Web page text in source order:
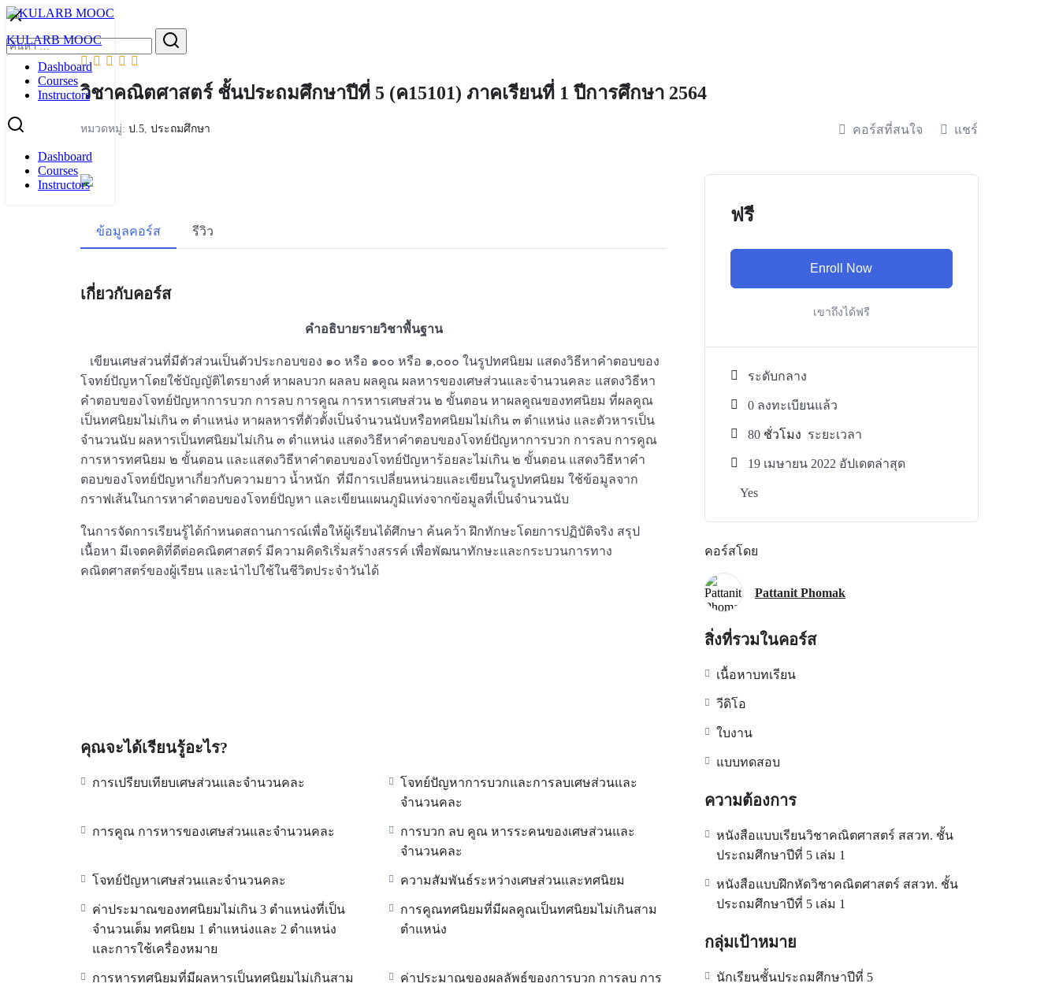
Skip
content
KULARB MOOC
Dashboard
Courses
Instructors
Dashboard
Courses
Instructors
Search
for:
วิชาคณิตศาสตร์ ชั้นประถมศึกษาปีที่ 5 (ค15101) ภาคเรียนที่ 1 ปีการศึกษา 2564
หมวดหมู่: ป.5, ประถมศึกษา คอร์สที่สนใจ แชร์
ข้อมูลคอร์ส รีวิว
เกี่ยวกับคอร์ส
คำอธิบายรายวิชาพื้นฐาน
เขียนเศษส่วนที่มีตัวส่วนเป็นตัวประกอบของ ๑๐ หรือ ๑๐๐ หรือ ๑,๐๐๐ ในรูปทศนิยม แสดงวิธีหาคำตอบของ
โจทย์ปัญหาโดยใช้บัญญัติไตรยางศ์ หาผลบวก ผลลบ ผลคูณ ผลหารของเศษส่วนและจำนวนคละ แสดงวิธีหา
คำตอบของโจทย์ปัญหาการบวก การลบ การคูณ การหารเศษส่วน ๒ ขั้นตอน หาผลคูณของทศนิยม ที่ผลคูณ
เป็นทศนิยมไม่เกิน ๓ ตำแหน่ง หาผลหารที่ตัวตั้งเป็นจำนวนนับหรือทศนิยมไม่เกิน ๓ ตำแหน่ง และตัวหารเป็น
จำนวนนับ ผลหารเป็นทศนิยมไม่เกิน ๓ ตำแหน่ง แสดงวิธีหาคำตอบของโจทย์ปัญหาการบวก การลบ การคูณ
การหารทศนิยม ๒ ขั้นตอน และแสดงวิธีหาคำตอบของโจทย์ปัญหาร้อยละไม่เกิน ๒ ขั้นตอน แสดงวิธีหาคำ
ตอบของโจทย์ปัญหาเกี่ยวกับความยาว น้ำหนัก ที่มีการเปลี่ยนหน่วยและเขียนในรูปทศนิยม ใช้ข้อมูลจาก
กราฟเส้นในการหาคำตอบของโจทย์ปัญหา และเขียนแผนภูมิแท่งจากข้อมูลที่เป็นจำนวนนับ
ในการจัดการเรียนรู้ได้กำหนดสถานการณ์เพื่อให้ผู้เรียนได้ศึกษา ค้นคว้า ฝึกทักษะโดยการปฏิบัติจริง สรุป
เนื้อหา มีเจตคติที่ดีต่อคณิตศาสตร์ มีความคิดริเริ่มสร้างสรรค์ เพื่อพัฒนาทักษะและกระบวนการทาง
คณิตศาสตร์ของผู้เรียน และนำไปใช้ในชีวิตประจำวันได้
คุณจะได้เรียนรู้อะไร?
การเปรียบเทียบเศษส่วนและจำนวนคละ
โจทย์ปัญหาการบวกและการลบเศษส่วนและ
จำนวนคละ
การคูณ การหารของเศษส่วนและจำนวนคละ
การบวก ลบ คูณ หารระคนของเศษส่วนและ
จำนวนคละ
โจทย์ปัญหาเศษส่วนและจำนวนคละ ความสัมพันธ์ระหว่างเศษส่วนและทศนิยม
ค่าประมาณของทศนิยมไม่เกิน 3 ตำแหน่งที่เป็น
จำนวนเต็ม ทศนิยม 1 ตำแหน่งและ 2 ตำแหน่ง
และการใช้เครื่องหมาย
การคูณทศนิยมที่มีผลคูณเป็นทศนิยมไม่เกินสาม
ตำแหน่ง
การหารทศนิยมที่มีผลหารเป็นทศนิยมไม่เกินสาม
ค่าประมาณของผลลัพธ์ของการบวก การลบ การ
ฟรี
Enroll Now
เขาถึงได้ฟรี
ระดับกลาง
0 ลงทะเบียนแล้ว
80 ชั่วโมง ระยะเวลา
19 เมษายน 2022 อัปเดตล่าสุด
Yes
คอร์สโดย
Pattanit Phomak
สิ่งที่รวมในคอร์ส
เนื้อหาบทเรียน
วีดิโอ
ใบงาน
แบบทดสอบ
ความต้องการ
หนังสือแบบเรียนวิชาคณิตศาสตร์ สสวท. ชั้น
ประถมศึกษาปีที่ 5 เล่ม 1
หนังสือแบบฝึกหัดวิชาคณิตศาสตร์ สสวท. ชั้น
ประถมศึกษาปีที่ 5 เล่ม 1
กลุ่มเป้าหมาย
นักเรียนชั้นประถมศึกษาปีที่ 5